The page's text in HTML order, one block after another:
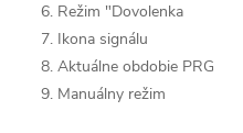
Režim "Dovolenka
Ikona signálu
Aktuálne obdobie PRG
Manuálny režim